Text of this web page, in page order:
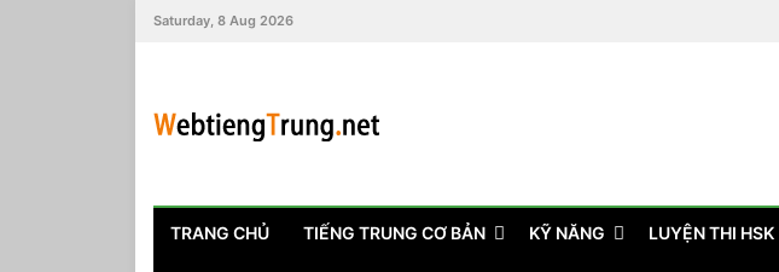
Saturday, 8 Aug 2026
TRANG CHỦ TIẾNG TRUNG CƠ BẢN KỸ NĂNG LUYỆN THI HSK